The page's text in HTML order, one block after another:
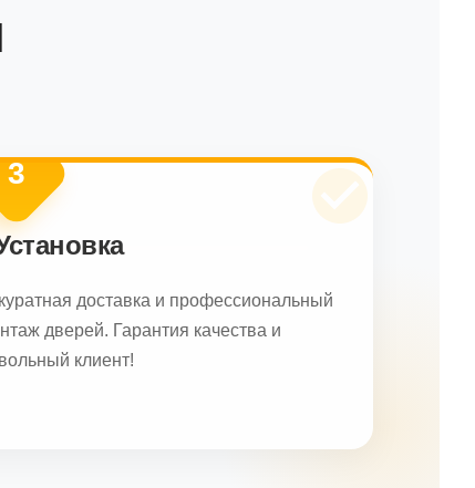
3
доставка и профессиональный
дверей. Гарантия качества и
клиент!